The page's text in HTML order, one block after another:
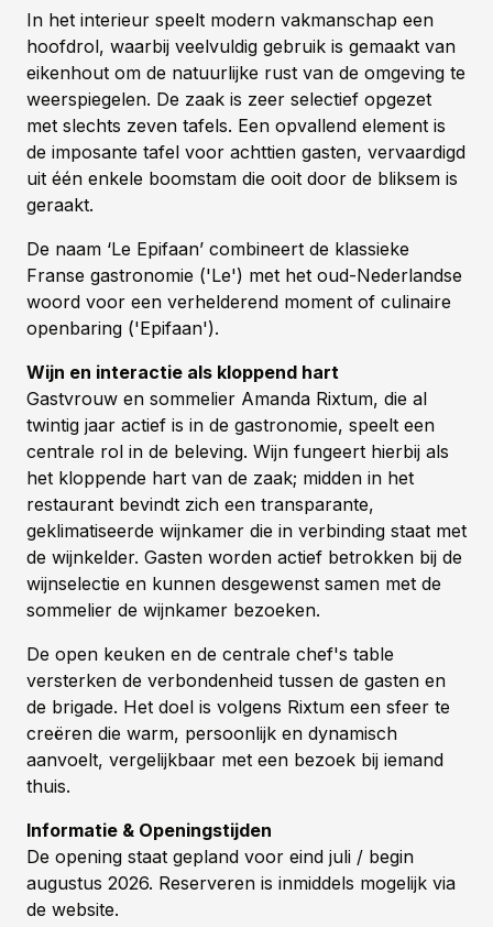
In het interieur speelt modern vakmanschap een
hoofdrol, waarbij veelvuldig gebruik is gemaakt van
eikenhout om de natuurlijke rust van de omgeving te
weerspiegelen. De zaak is zeer selectief opgezet
met slechts zeven tafels. Een opvallend element is
de imposante tafel voor achttien gasten, vervaardigd
uit één enkele boomstam die ooit door de bliksem is
geraakt.
De naam ‘Le Epifaan’ combineert de klassieke
Franse gastronomie ('Le') met het oud-Nederlandse
woord voor een verhelderend moment of culinaire
openbaring ('Epifaan').
Wijn en interactie als kloppend hart
Gastvrouw en sommelier Amanda Rixtum, die al
twintig jaar actief is in de gastronomie, speelt een
centrale rol in de beleving. Wijn fungeert hierbij als
het kloppende hart van de zaak; midden in het
restaurant bevindt zich een transparante,
geklimatiseerde wijnkamer die in verbinding staat met
de wijnkelder. Gasten worden actief betrokken bij de
wijnselectie en kunnen desgewenst samen met de
sommelier de wijnkamer bezoeken.
De open keuken en de centrale chef's table
versterken de verbondenheid tussen de gasten en
de brigade. Het doel is volgens Rixtum een sfeer te
creëren die warm, persoonlijk en dynamisch
aanvoelt, vergelijkbaar met een bezoek bij iemand
thuis.
Informatie & Openingstijden
De opening staat gepland voor eind juli / begin
augustus 2026. Reserveren is inmiddels mogelijk via
de website.